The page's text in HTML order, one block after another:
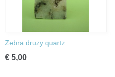
Zebra druzy quartz
€ 5,00